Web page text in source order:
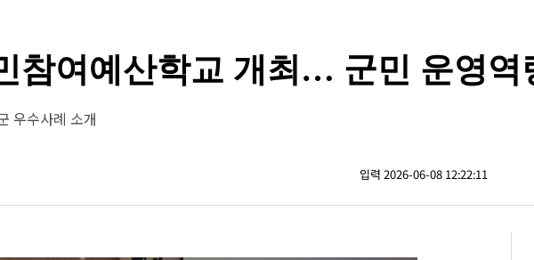
참여예산학교 개최… 군민 운영역
우수사례 소개
입력 2026-06-08 12:22:11